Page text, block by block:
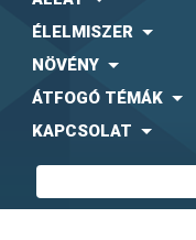
ÉLELMISZER
NÖVÉNY
ÁTFOGÓ TÉMÁK
KAPCSOLAT